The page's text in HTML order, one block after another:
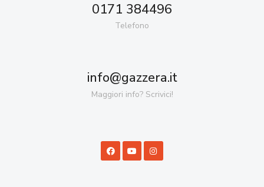
0171 384496
Telefono
info@gazzera.it
Maggiori info? Scrivici!